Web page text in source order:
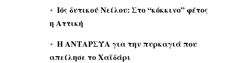
Ιός δυτικού Νείλου: Στο “κόκκινο” φέτος
η Αττική
Η ΑΝΤΑΡΣΥΑ για την πυρκαγιά που
απείλησε το Χαϊδάρι